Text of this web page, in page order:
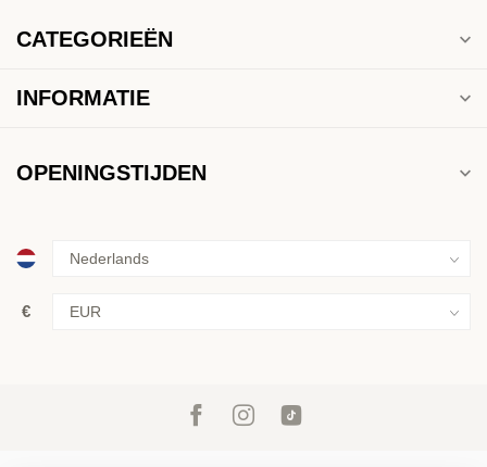
CATEGORIEËN
INFORMATIE
OPENINGSTIJDEN
€